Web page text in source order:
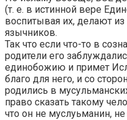
(т. е. в истинной вере
воспитывая их, делают
язычников.
Так что если что-то в
родители его
единобожию и примет
благо для него, и со
родились в
право сказать такому
что он не муслуьманин,